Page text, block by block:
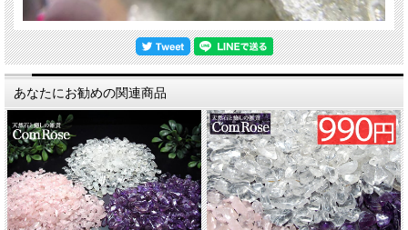
4mm 6mm
8mm 10mm
あなたにお勧めの関連商品